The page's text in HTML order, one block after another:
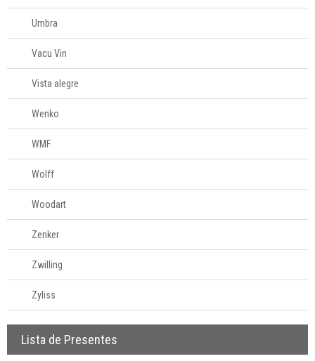
Umbra
Vacu Vin
Vista alegre
Wenko
WMF
Wolff
Woodart
Zenker
Zwilling
Zyliss
Lista de Presentes